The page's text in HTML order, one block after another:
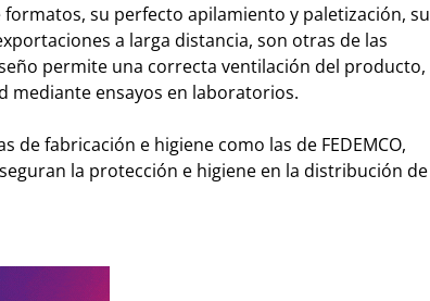
su perfecto apilamiento y paletización, su
a larga distancia, son otras de las
permite una correcta ventilación del producto,
mediante ensayos en laboratorios.
fabricación e higiene como las de FEDEMCO,
la protección e higiene en la distribución de